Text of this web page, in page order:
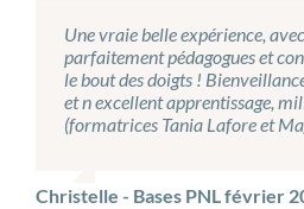
Une vraie belle expérience,
parfaitement pédagogues et
le bout des doigts !
et n excellent apprentissage,
(formatrices Tania Lafore et
Christelle - Bases PNL février